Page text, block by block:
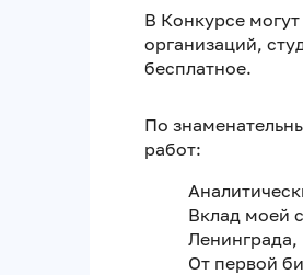
В Конкурсе
организаций,
бесплатное.
По
работ:
Вклад моей
От первой